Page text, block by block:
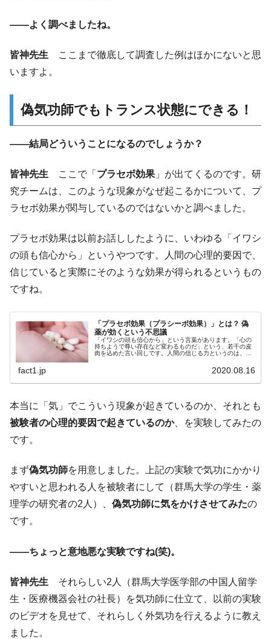
――よく調べましたね。
皆神先生 ここまで徹底して調査した例はほかにないと思
いますよ。
偽気功師でもトランス状態にできる！
――結局どういうことになるのでしょうか？
皆神先生 ここで「 プラセボ効果 」が出てくるのです。研
究チームは、このような現象がなぜ起こるかについて、プ
ラセボ効果が関与しているのではないかと調べました。
プラセボ効果は以前お話ししたように、いわゆる「イワシ
の頭も信心から」というやつです。人間の心理的要因で、
信じていると実際にそのような効果が得られるというもの
ですね。
「プラセボ効果（プラシーボ効果）」とは？ 偽
薬が効くという不思議
「イワシの頭も信心から」という言葉があります。「心の
持ちようで尊い存在など変わるものだ」という、若干の皮
肉を込めた言い回しです。人間の信じる力というのは、時
fact1.jp 2020.08.16
本当に「気」でこういう現象が起きているのか、それとも
被験者の心理的要因で起きているのか、を実験してみたの
です。
まず偽気功師を用意しました。上記の実験で気功にかかり
やすいと思われる人を被験者にして（群馬大学の学生・薬
理学の研究者の2人）、 偽気功師に気をかけさせてみたの
です。
――ちょっと意地悪な実験ですね(笑)。
皆神先生 それらしい2人（群馬大学医学部の中国人留学
生・医療機器会社の社長）を気功師に仕立て、以前の実験
のビデオを見せて、それらしく外気功を行えるように教え
ました。